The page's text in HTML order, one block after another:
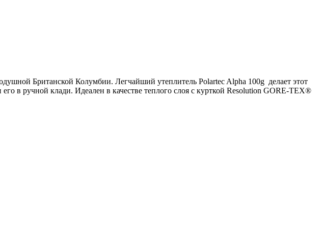
Британской Колумбии. Легчайший утеплитель Polartec Alpha 100g делает этот
в ручной клади. Идеален в качестве теплого слоя с курткой Resolution GORE-TEX®